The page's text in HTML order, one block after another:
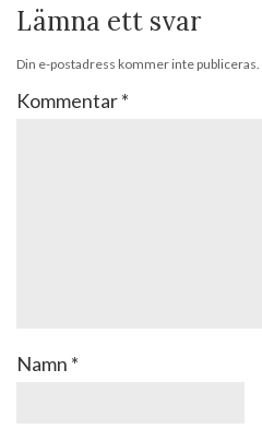
Lämna ett svar
Din e-postadress kommer inte publiceras.
Kommentar*
Namn *